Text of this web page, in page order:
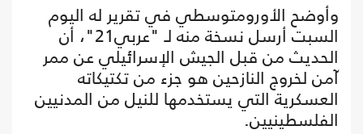
وأوضح الأورومتوسطي في تقرير له اليوم
السبت أرسل نسخة منه لـ "عربي21"، أن
الحديث من قبل الجيش الإسرائيلي عن ممر
آمن لخروج النازحين هو جزء من تكتيكاته
العسكرية التي يستخدمها للنيل من المدنيين
الفلسطينيين.